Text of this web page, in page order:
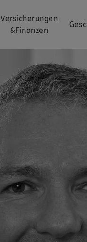
Versicherungen
&Finanzen